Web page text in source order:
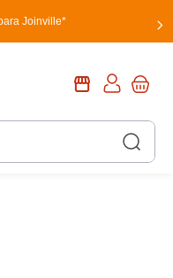
Joinville*